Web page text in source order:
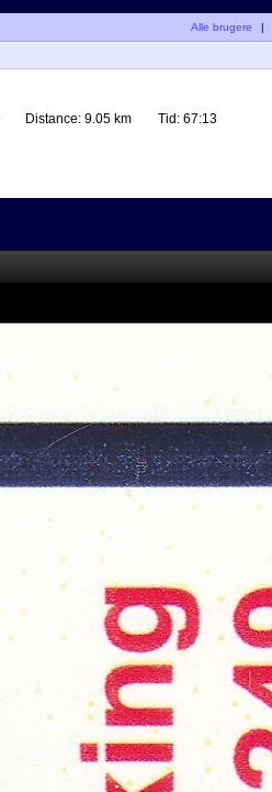
Alle brugere |
Distance: 9.05 km Tid: 67:13